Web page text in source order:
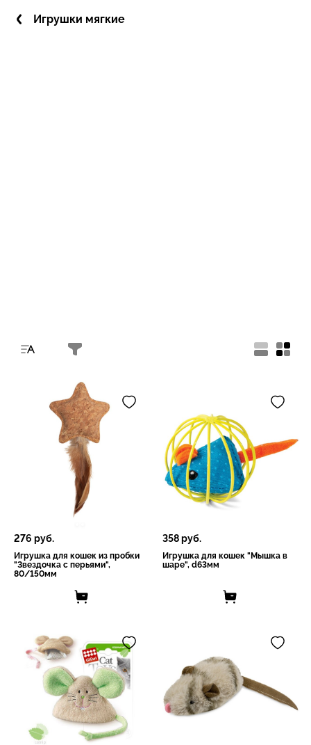
Игрушки мягкие
276 руб.
Игрушка для кошек из пробки
"Звездочка с перьями",
80/150мм
358руб.
Игрушка для кошек "Мышка в
шаре", d63мм